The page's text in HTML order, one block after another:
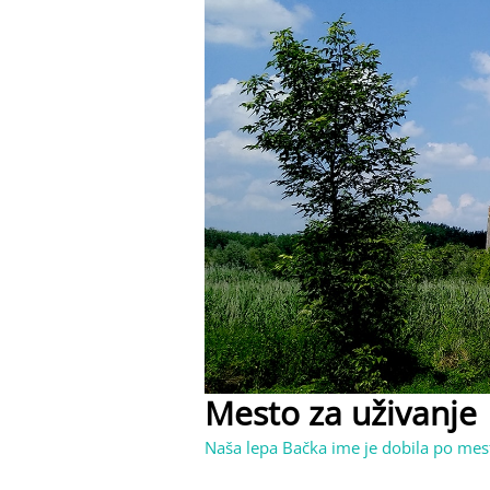
Mesto za uživanje
Naša lepa Bačka ime je dobila po